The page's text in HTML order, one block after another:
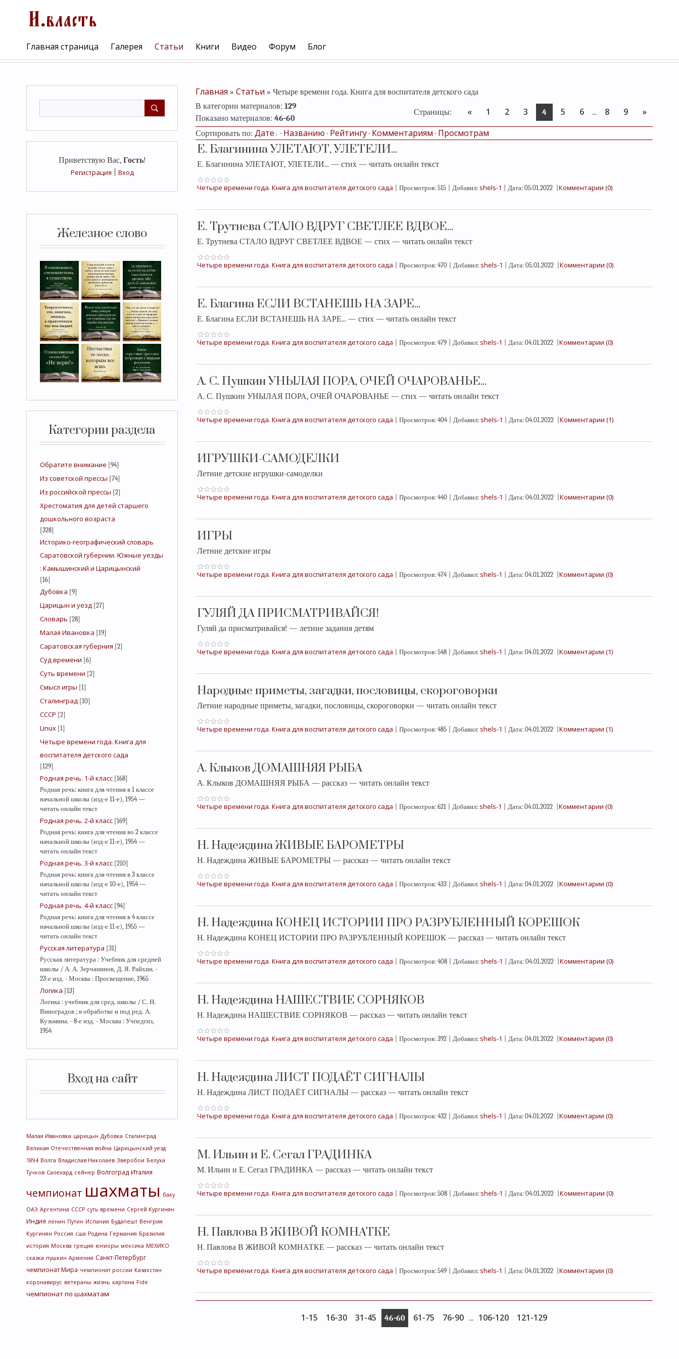
Главная страница Галерея Статьи Книги Видео Форум Блог
Приветствую Вас, Гость!
Регистрация
Вход
Железное слово
Категории раздела
Обратите внимание [94]
Из советской прессы [74]
Из российской прессы [2]
Хрестоматия для детей старшего
дошкольного возраста
[328]
Историко-географический словарь
Саратовской губернии. Южные уезды
: Камышинский и Царицынский
[16]
Дубовка [9]
Царицын и уезд [27]
Словарь [28]
Малая Ивановка [19]
Саратовская губерния [2]
Суд времени [6]
Суть времени [2]
Смысл игры [1]
Сталинград [10]
СССР [2]
Linux [1]
Четыре времени года. Книга для
воспитателя детского сада
[129]
Родная речь. 1-й класс [168]
Родная речь: книга для чтения в 1 классе
начальной школы (изд-е 11-е), 1954 —
читать онлайн текст
Родная речь. 2-й класс [169]
Родная речь: книга для чтения во 2 классе
начальной школы (изд-е 11-е), 1954 —
читать онлайн текст
Родная речь. 3-й класс [210]
Родная речь: книга для чтения в 3 классе
начальной школы (изд-е 10-е), 1954 —
читать онлайн текст
Родная речь. 4-й класс [94]
Родная речь: книга для чтения в 4 классе
начальной школы (изд-е 11-е), 1955 —
читать онлайн текст
Русская литература [31]
Русская литература : Учебник для средней
школы / А. А. Зерчанинов, Д. Я. Райхин. -
23-е изд. - Москва : Просвещение, 1965
Логика [13]
Логика : учебник для сред. школы / С. Н.
Виноградов ; в обработке и под ред. А.
Кузьмина. - 8-е изд. - Москва : Учпедгиз,
1954
Вход на сайт
Малая Ивановка царицын Дубовка Сталинград
Великая Отечественная война Царицынский уезд
1894 Волга Владислав Николаев Зверобои Белуха
Тучков Салехард сейнер Волгоград Италия
чемпионат шахматы баку
ОАЭ Аргентина СССР суть времени Сергей Кургинян
Индия ленин Путин Испания Будапешт Венгрия
Кургинян Россия сша Родина Германия Бразилия
история Москва греция юниоры мексика МЕХИКО
сказка пушкин Армения Санкт-Петербург
чемпионат Мира чемпионат россии Казахстан
коронавирус ветераны жизнь картина Fide
чемпионат по шахматам
Главная » Статьи » Четыре времени года. Книга для воспитателя детского сада
В категории материалов: 129
Показано материалов: 46-60
Страницы: « 1 2 3 4 5 6 ... 8 9 »
Сортировать по: Дате · Названию · Рейтингу · Комментариям · Просмотрам
Е. Благинина УЛЕТАЮТ, УЛЕТЕЛИ...
Е. Благинина УЛЕТАЮТ, УЛЕТЕЛИ... — стих — читать онлайн текст
Четыре времени года. Книга для воспитателя детского сада Просмотров: 515 Добавил: shels-1 Дата: 05.01.2022 Комментарии (0)
Е. Трутнева СТАЛО ВДРУГ СВЕТЛЕЕ ВДВОЕ...
Е. Трутнева СТАЛО ВДРУГ СВЕТЛЕЕ ВДВОЕ — стих — читать онлайн текст
Четыре времени года. Книга для воспитателя детского сада Просмотров: 470 Добавил: shels-1 Дата: 05.01.2022 Комментарии (0)
Е. Благина ЕСЛИ ВСТАНЕШЬ НА ЗАРЕ...
Е. Благина ЕСЛИ ВСТАНЕШЬ НА ЗАРЕ... — стих — читать онлайн текст
Четыре времени года. Книга для воспитателя детского сада Просмотров: 479 Добавил: shels-1 Дата: 04.01.2022 Комментарии (0)
А. С. Пушкин УНЫЛАЯ ПОРА, ОЧЕЙ ОЧАРОВАНЬЕ...
А. С. Пушкин УНЫЛАЯ ПОРА, ОЧЕЙ ОЧАРОВАНЬЕ — стих — читать онлайн текст
Четыре времени года. Книга для воспитателя детского сада Просмотров: 404 Добавил: shels-1 Дата: 04.01.2022 Комментарии (1)
ИГРУШКИ-САМОДЕЛКИ
Летние детские игрушки-самоделки
Четыре времени года. Книга для воспитателя детского сада Просмотров: 440 Добавил: shels-1 Дата: 04.01.2022 Комментарии (0)
ИГРЫ
Летние детские игры
Четыре времени года. Книга для воспитателя детского сада Просмотров: 474 Добавил: shels-1 Дата: 04.01.2022 Комментарии (0)
ГУЛЯЙ ДА ПРИСМАТРИВАЙСЯ!
Гуляй да присматривайся! — летние задания детям
Четыре времени года. Книга для воспитателя детского сада Просмотров: 548 Добавил: shels-1 Дата: 04.01.2022 Комментарии (1)
Народные приметы, загадки, пословицы, скороговорки
Летние народные приметы, загадки, пословицы, скороговорки — читать онлайн текст
Четыре времени года. Книга для воспитателя детского сада Просмотров: 485 Добавил: shels-1 Дата: 04.01.2022 Комментарии (1)
А. Клыков ДОМАШНЯЯ РЫБА
А. Клыков ДОМАШНЯЯ РЫБА — рассказ — читать онлайн текст
Четыре времени года. Книга для воспитателя детского сада Просмотров: 621 Добавил: shels-1 Дата: 04.01.2022 Комментарии (0)
Н. Надеждина ЖИВЫЕ БАРОМЕТРЫ
Н. Надеждина ЖИВЫЕ БАРОМЕТРЫ — рассказ — читать онлайн текст
Четыре времени года. Книга для воспитателя детского сада Просмотров: 433 Добавил: shels-1 Дата: 04.01.2022 Комментарии (0)
Н. Надеждина КОНЕЦ ИСТОРИИ ПРО РАЗРУБЛЕННЫЙ КОРЕШОК
Н. Надеждина КОНЕЦ ИСТОРИИ ПРО РАЗРУБЛЕННЫЙ КОРЕШОК — рассказ — читать онлайн текст
Четыре времени года. Книга для воспитателя детского сада Просмотров: 408 Добавил: shels-1 Дата: 04.01.2022 Комментарии (0)
Н. Надеждина НАШЕСТВИЕ СОРНЯКОВ
Н. Надеждина НАШЕСТВИЕ СОРНЯКОВ — рассказ — читать онлайн текст
Четыре времени года. Книга для воспитателя детского сада Просмотров: 392 Добавил: shels-1 Дата: 04.01.2022 Комментарии (0)
Н. Надеждина ЛИСТ ПОДАЁТ СИГНАЛЫ
Н. Надеждина ЛИСТ ПОДАЁТ СИГНАЛЫ — рассказ — читать онлайн текст
Четыре времени года. Книга для воспитателя детского сада Просмотров: 432 Добавил: shels-1 Дата: 04.01.2022 Комментарии (0)
М. Ильин и Е. Сегал ГРАДИНКА
М. Ильин и Е. Сегал ГРАДИНКА — рассказ — читать онлайн текст
Четыре времени года. Книга для воспитателя детского сада Просмотров: 508 Добавил: shels-1 Дата: 04.01.2022 Комментарии (0)
Н. Павлова В ЖИВОЙ КОМНАТКЕ
Н. Павлова В ЖИВОЙ КОМНАТКЕ — рассказ — читать онлайн текст
Четыре времени года. Книга для воспитателя детского сада Просмотров: 549 Добавил: shels-1 Дата: 04.01.2022 Комментарии (0)
1-15 16-30 31-45 46-60 61-75 76-90 ... 106-120 121-129